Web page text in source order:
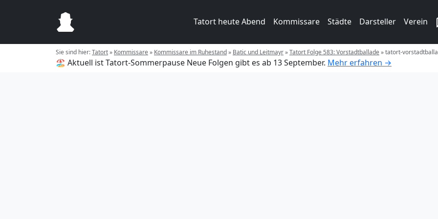
Tatort heute Abend Kommissare Städte Darsteller Verein
Sie sind hier:Tatort» Kommissare» Kommissare im Ruhestand» Batic und Leitmayr»Tatort Folge 583: Vorstadtballade»tatort-
🏖️ Aktuell ist Tatort-Sommerpause Neue Folgen gibt es ab 13 September. Mehr erfahren →